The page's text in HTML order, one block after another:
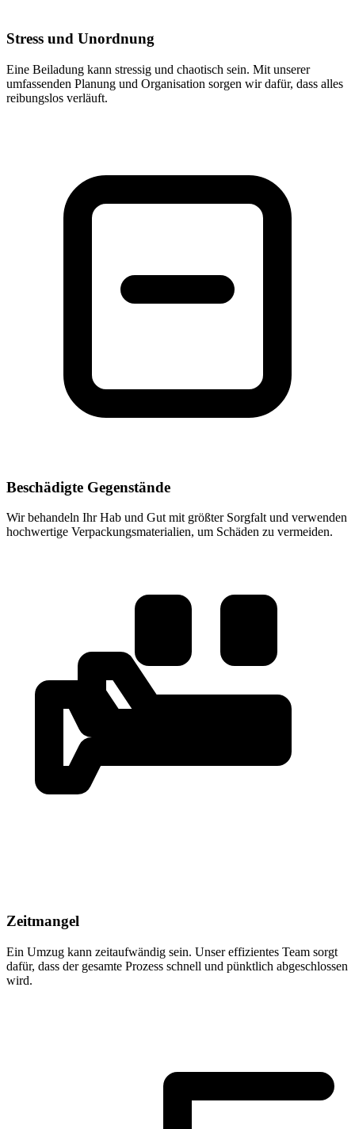
Stress und Unordnung
Eine Beiladung kann stressig und chaotisch sein. Mit unserer
umfassenden Planung und Organisation sorgen wir dafür, dass alles
reibungslos verläuft.
Beschädigte Gegenstände
Wir behandeln Ihr Hab und Gut mit größter Sorgfalt und verwenden
hochwertige Verpackungsmaterialien, um Schäden zu vermeiden.
Zeitmangel
Ein Umzug kann zeitaufwändig sein. Unser effizientes Team sorgt
dafür, dass der gesamte Prozess schnell und pünktlich abgeschlossen
wird.